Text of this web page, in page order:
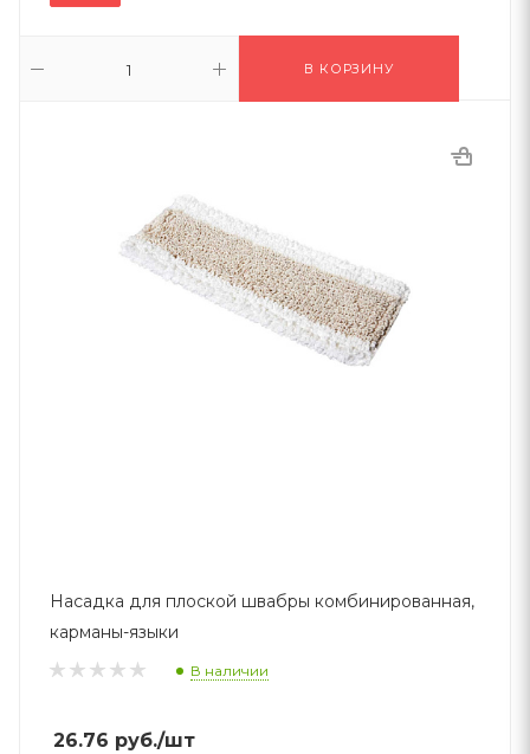
В КОРЗИНУ
Насадка для плоской швабры комбинированная,
карманы-языки
В наличии
26.76 руб./шт